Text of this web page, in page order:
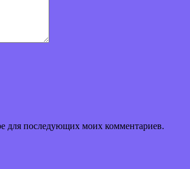
для последующих моих комментариев.